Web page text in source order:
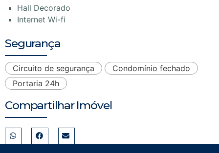
Hall Decorado
Internet Wi-fi
Segurança
Circuito de segurança
Condomínio fechado
Portaria 24h
Compartilhar Imóvel